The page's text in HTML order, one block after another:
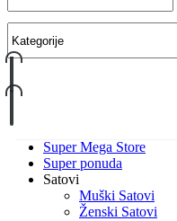
Super Mega Store
Super ponuda
Satovi
Muški Satovi
Ženski Satovi